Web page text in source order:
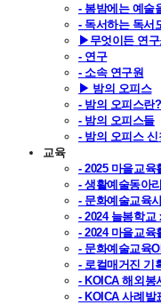
- 봄밤에는 예술
- 독서하는 독서
▶무엇이든 연
- 연구
- 소속 연구원
▶ 밤의 오피스
- 밤의 오피스란?
- 밤의 오피스들
- 밤의 오피스 신
교육
- 2025 마을교육
- 생활예술동아
- 문화예술교육
- 2024 늘봄학교
- 2024 마을교육
- 문화예술교육
- 로컬매거진 기
- KOICA 해외봉
- KOICA 사례발